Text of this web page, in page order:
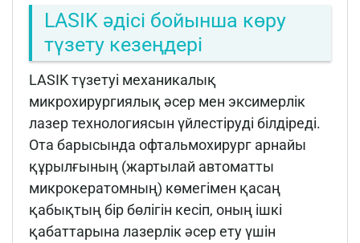
LASIK әдісі бойынша көру
түзету кезеңдері
LASIK түзетуі механикалық
микрохирургиялық әсер мен эксимерлік
лазер технологиясын үйлестіруді білдіреді.
Ота барысында офтальмохирург арнайы
құрылғының (жартылай автоматты
микрокератомның) көмегімен қасаң
қабықтың бір бөлігін кесіп, оның ішкі
қабаттарына лазерлік әсер ету үшін